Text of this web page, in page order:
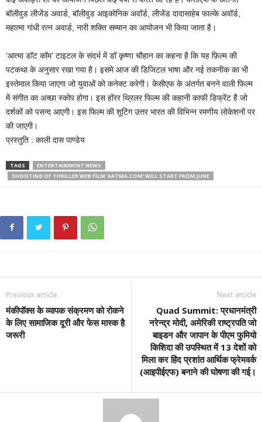
बॉलीवुड लीजेंड अवार्ड, बॉलीवुड आइकोनिक अवॉर्ड, लीजेंड दादासाहेब फाल्के अवॉर्ड,
महात्मा गांधी रत्न अवार्ड, नारी शक्ति सम्मान का आयोजन भी किया जाता है।
‘आत्मा डॉट कॉम’ टाइटल के संदर्भ में डॉ कृष्णा चौहान का कहना है कि यह फ़िल्म की
पटकथा के अनुसार रखा गया है। इसमे आज की डिजिटल भाषा और नई तकनीक का भी
इस्तेमाल किया जाएगा जो युवाओं को कनेक्ट करेगी। केसीएफ के अंतर्गत बनने वाली फिल्म
में संगीत का अच्छा स्कोप होगा। इस हॉरर थ्रिलर फिल्म की कहानी काफी डिफ्रेंट है जो
दर्शकों को पसन्द आएगी। इस फिल्म की शूटिंग उत्तर भारत की विभिन्न रमणीय लोकेशनों पर
की जाएगी।
प्रस्तुति : काली दास पाण्डेय
TAGS
ENTERTAINMENT NEWS
SHOOTING OF THRILLER WEB FILM 'AATMA.COM' WILL START FROM JUNE
Previous article
मंकीपॉक्स के व्यापक संक्रमण को रोकने
के लिए सामाजिक दूरी और फेस मास्क है
जरूरी
Next article
Quad Summit: प्रधानमंत्री
नरेन्द्र मोदी, अमेरिकी राष्ट्रपति जो
बाइडन और जापान के पीएम फुमियो
किशिदा की उपस्थित में 13 देशों को
मिला कर हिंद प्रशांत आर्थिक फ्रेमवर्क
(आइपीईएफ) बनाने की घोषणा की गई।